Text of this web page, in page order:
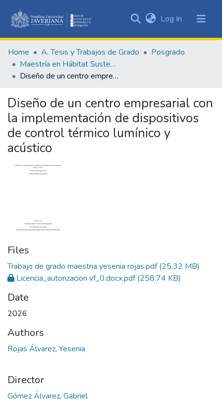
&
Collections
All of DSpace
Statistics
Log In (current)
Home A. Tesis y Trabajos de Grado
Posgrado
Maestría en Hábitat Sustentable
Diseño de un centro empresarial con la implementación de dispositivos de control térmico lumínico y acústico
Diseño de un centro empresarial con
la implementación de dispositivos
de control térmico lumínico y
acústico
Files
Trabajo de grado maestria yesenia rojas.pdf(25.32 MB)
Licencia_autorizacion vf_0.docx.pdf(258.74 KB)
Date
2026
Authors
Rojas Álvarez, Yesenia
Director
Gómez Álvarez, Gabriel